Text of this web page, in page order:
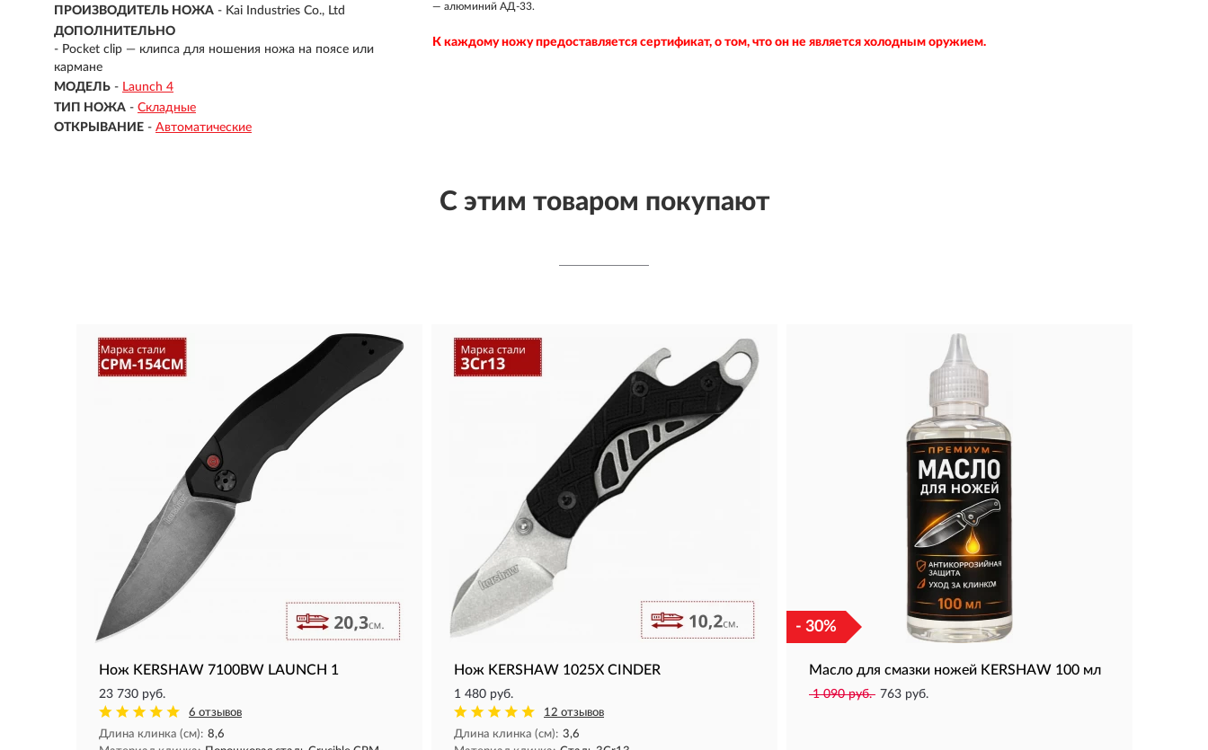
ПРОИЗВОДИТЕЛЬ НОЖА - Kai Industries Co., Ltd
ДОПОЛНИТЕЛЬНО
- Pocket clip — клипса для ношения ножа на поясе или
кармане
МОДЕЛЬ - Launch 4
ТИП НОЖА - Складные
ОТКРЫВАНИЕ - Автоматические
— алюминий АД-33.
К каждому ножу предоставляется сертификат, о том, что он не является холодным оружием.
С этим товаром покупают
Нож KERSHAW 7100BW LAUNCH 1
23 730 руб.
6 отзывов
Длина клинка (см): 8,6
Нож KERSHAW 1025X CINDER
1 480 руб.
12 отзывов
Длина клинка (см): 3,6
- 30%
Масло для смазки ножей KERSHAW 100 мл
1 090 руб. 763 руб.